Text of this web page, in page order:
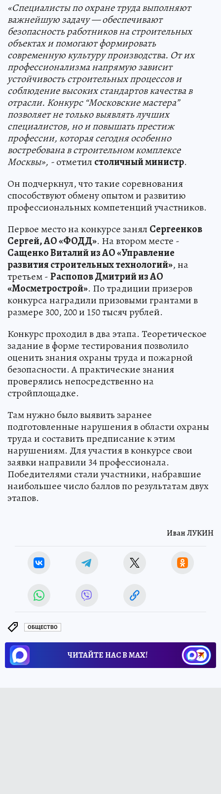
«Специалисты по охране труда выполняют
важнейшую задачу — обеспечивают
безопасность работников на строительных
объектах и помогают формировать
современную культуру производства. От их
профессионализма напрямую зависит
устойчивость строительных процессов и
соблюдение высоких стандартов качества в
отрасли. Конкурс “Московские мастера”
позволяет не только выявлять лучших
специалистов, но и повышать престиж
профессии, которая сегодня особенно
востребована в строительном комплексе
Москвы», -отметил столичный министр.
Он подчеркнул, что такие соревнования
способствуют обмену опытом и развитию
профессиональных компетенций участников.
Первое место на конкурсе занял Сергеенков
Сергей, АО «ФОДД». На втором месте -
Сащенко Виталий из АО «Управление
развития строительных технологий», на
третьем -Распопов Дмитрий из АО
«Мосметрострой». По традиции призеров
конкурса наградили призовыми грантами в
размере 300, 200 и 150 тысяч рублей.
Конкурс проходил в два этапа. Теоретическое
задание в форме тестирования позволило
оценить знания охраны труда и пожарной
безопасности. А практические знания
проверялись непосредственно на
стройплощадке.
Там нужно было выявить заранее
подготовленные нарушения в области охраны
труда и составить предписание к этим
нарушениям. Для участия в конкурсе свои
заявки направили 34 профессионала.
Победителями стали участники, набравшие
наибольшее число баллов по результатам двух
этапов.
Иван ЛУКИН
ОБЩЕСТВО
ЧИТАЙТЕ НАС В МАХ!